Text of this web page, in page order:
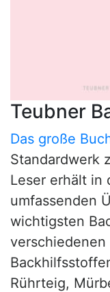
Teubner
Das große
Standardwerk
Leser erhält in
umfassenden
wichtigsten
Rührteig,